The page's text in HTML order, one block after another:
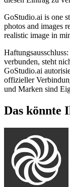
GoStudio.ai is one
photos and images
realistic image in
verbunden, steht
GoStudio.ai
offizieller
und Marken sind
Das könnte